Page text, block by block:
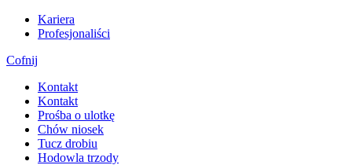
Kariera
Profesjonaliści
Cofnij
Kontakt
Kontakt
Prośba o ulotkę
Chów niosek
Tucz drobiu
Hodowla trzody